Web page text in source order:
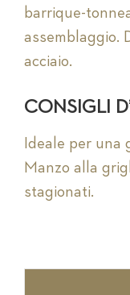
barrique-
assemblaggio.
acciaio.
CONSIGLI
Ideale per una
Manzo alla
stagionati.